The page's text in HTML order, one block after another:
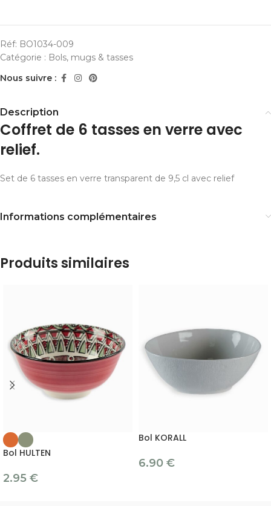
Réf: BO1034-009
Catégorie : Bols, mugs & tasses
Nous suivre :
Description
Coffret de 6 tasses en verre avec
relief.
Set de 6 tasses en verre transparent de 9,5 cl avec relief
Informations complémentaires
Produits similaires
Bol HULTEN
2.95 €
Bol KORALL
6.90 €